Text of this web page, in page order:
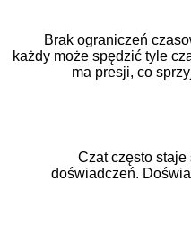
Brak
każdy może
ma
Czat